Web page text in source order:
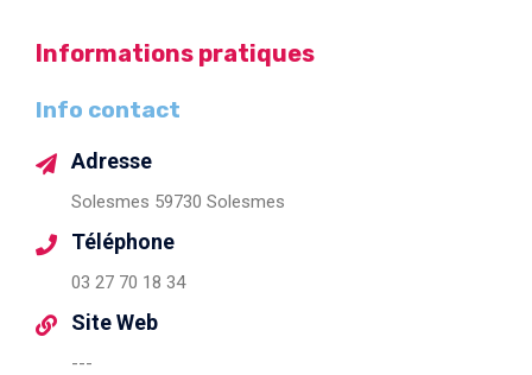
Informations pratiques
Info contact
Adresse
Solesmes 59730 Solesmes
Téléphone
03 27 70 18 34
Site Web
---